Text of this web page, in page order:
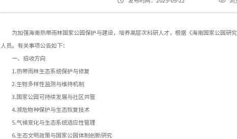
为加强海南热带雨林国家公园保护与建设，培养高层次科研人才，根据《海南国家公园研
人员。有关事项公告如下：
一、招收方向
1.热带雨林生态系统保护与修复
2.生物多样性监测与维持机制
3.国家公园可持续发展与社区共管
4.濒危物种保护与生态恢复技术
5.气候变化与生态系统适应性管理
6.生态文明政策与国家公园体制创新研究